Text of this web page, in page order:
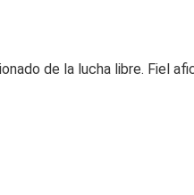
de la lucha libre. Fiel